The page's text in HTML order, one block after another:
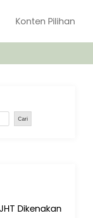
Konten Pilihan
Cari
Dikenakan